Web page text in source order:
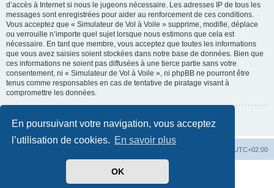
En poursuivant votre navigation, vous acceptez
l’utilisation de cookies. En savoir plus
OK
d’accès à Internet si nous le jugeons nécessaire. Les adresses IP de tous les
messages sont enregistrées pour aider au renforcement de ces conditions.
Vous acceptez que « Simulateur de Vol à Voile » supprime, modifie, déplace
ou verrouille n’importe quel sujet lorsque nous estimons que cela est
nécessaire. En tant que membre, vous acceptez que toutes les informations
que vous avez saisies soient stockées dans notre base de données. Bien que
ces informations ne soient pas diffusées à une tierce partie sans votre
consentement, ni « Simulateur de Vol à Voile », ni phpBB ne pourront être
tenus comme responsables en cas de tentative de piratage visant à
compromettre les données.
Retour à la page précédente
UTC+02:00
phpBB ® Forum Software © phpBB Limited
phpBB-fr.com